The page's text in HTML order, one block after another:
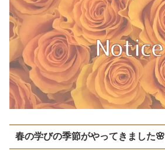
春の学びの季節がやってきました🌸